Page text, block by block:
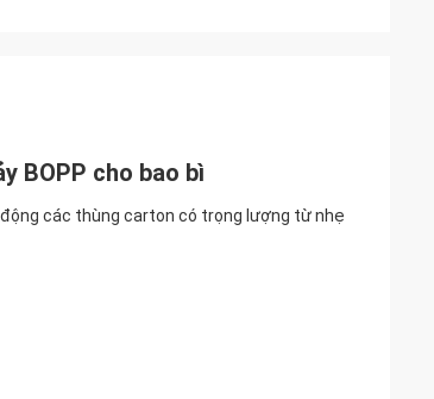
BOPP cho bao bì
các thùng carton có trọng lượng từ nhẹ